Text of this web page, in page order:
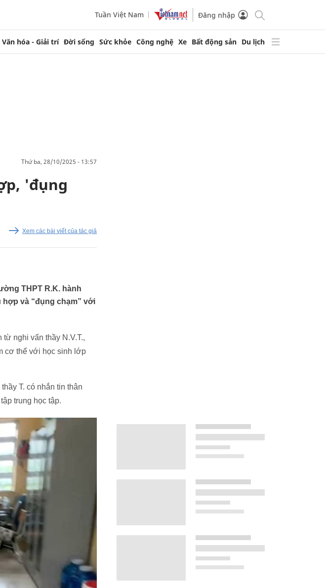
Tuần Việt Nam Đăng nhập
Văn hóa - Giải trí Đời sống Sức khỏe Công nghệ Xe Bất động sản Du lịch
thứ ba, 28/10/2025 - 13:57
'đụng
Xem các bài viết của tác giả
THPT R.K. hành
và “đụng chạm” với
nghi vấn thầy N.V.T.,
cơ thể với học sinh lớp
T. có nhắn tin thân
trung học tập.